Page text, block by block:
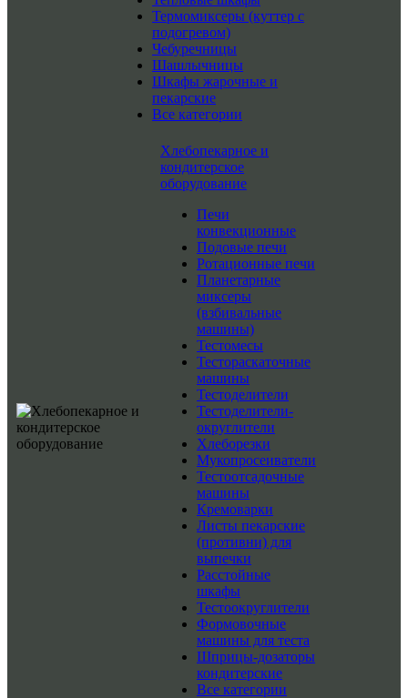
Термомиксеры (куттер с
подогревом)
Чебуречницы
Шашлычницы
Шкафы жарочные и
пекарские
Все категории
Хлебопекарное и
кондитерское
оборудование
Печи
конвекционные
Подовые печи
Ротационные печи
Планетарные
миксеры
(взбивальные
машины)
Тестомесы
Тестораскаточные
машины
Тестоделители
Тестоделители-
округлители
Хлеборезки
Мукопросеиватели
Тестоотсадочные
машины
Кремоварки
Листы пекарские
(противни) для
выпечки
Расстойные
шкафы
Тестоокруглители
Формовочные
машины для теста
Шприцы-дозаторы
кондитерские
Все категории